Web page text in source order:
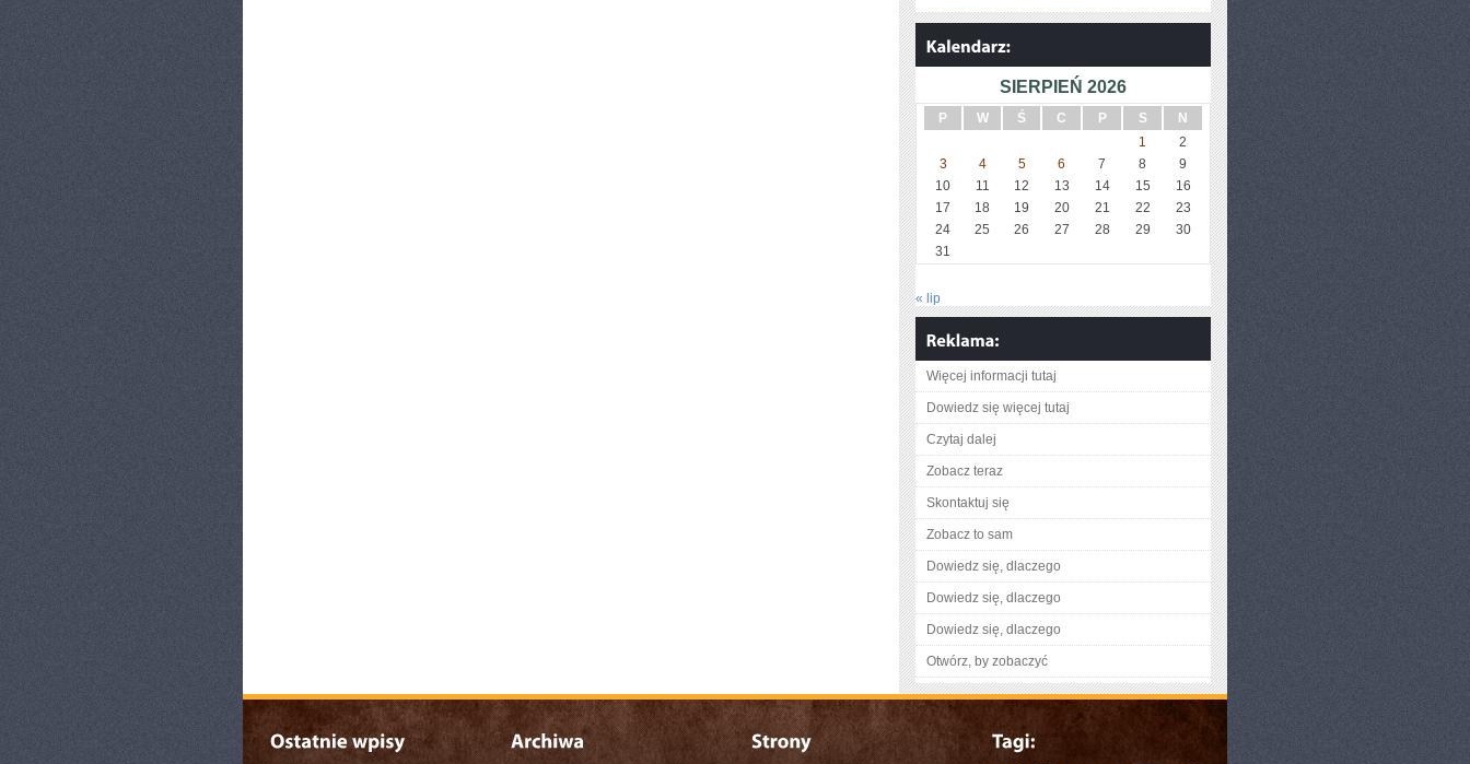
SIERPIEŃ 2026
P W Ś C P S
N
1
2
3
4 5 6 7 8
9
10
11 12 13 14 15
16
17
18 19 20 21 22
23
24
25 26 27 28 29
30
31
« lip
Więcej informacji tutaj
Dowiedz się więcej tutaj
Czytaj dalej
Zobacz teraz
Skontaktuj się
Zobacz to sam
Dowiedz się, dlaczego
Dowiedz się, dlaczego
Dowiedz się, dlaczego
Otwórz, by zobaczyć